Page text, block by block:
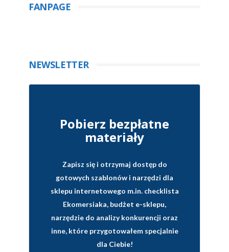
FANPAGE
NEWSLETTER
Pobierz bezpłatne
materiały
Zapisz się i otrzymaj dostęp do
gotowych szablonów i narzędzi dla
sklepu internetowego m.in. checklista
Ekomersiaka, budżet e-sklepu,
narzędzie do analizy konkurencji oraz
inne, które przygotowałem specjalnie
dla Ciebie!